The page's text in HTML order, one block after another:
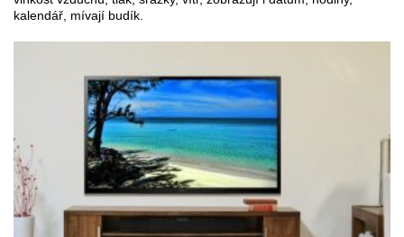
kalendář, mívají budík.